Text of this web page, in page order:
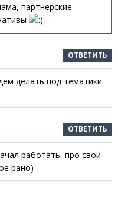
партнерские
ОТВЕТИТЬ
делать под тематики
ОТВЕТИТЬ
работать, про свои
рано)